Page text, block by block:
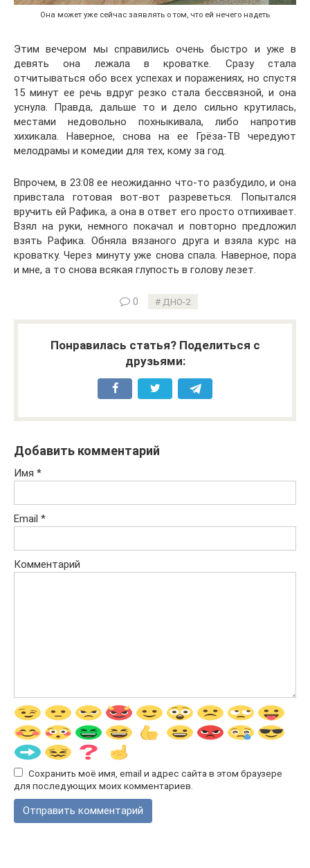
Она может уже сейчас заявлять о том, что ей нечего надеть
Этим вечером мы справились очень быстро и уже в
девять она лежала в кроватке. Сразу стала
отчитываться обо всех успехах и поражениях, но спустя
15 минут ее речь вдруг резко стала бессвязной, и она
уснула. Правда, дальше то и дело сильно крутилась,
местами недовольно похныкивала, либо напротив
хихикала. Наверное, снова на ее Грёза-ТВ чередуют
мелодрамы и комедии для тех, кому за год.
Впрочем, в 23:08 ее неожиданно что-то разбудило, и она
привстала готовая вот-вот разреветься. Попытался
вручить ей Рафика, а она в ответ его просто отпихивает.
Взял на руки, немного покачал и повторно предложил
взять Рафика. Обняла вязаного друга и взяла курс на
кроватку. Через минуту уже снова спала. Наверное, пора
и мне, а то снова всякая глупость в голову лезет.
0 ДНО-2
Понравилась статья? Поделиться с
друзьями:
Добавить комментарий
Имя *
Email *
Комментарий
Сохранить моё имя, email и адрес сайта в этом браузере
для последующих моих комментариев.